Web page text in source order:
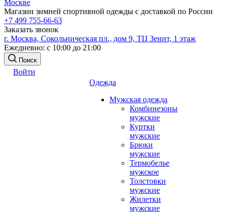
Магазин зимней спортивной одежды с доставкой по России
+7 499 755-66-63
Заказать звонок
г. Москва, Сокольническая пл., дом 9, ТЦ Зенит, 1 этаж
Ежедневно: с 10:00 до 21:00
Поиск
Войти
Одежда
Мужская одежда
Комбинезоны
мужские
Куртки
мужские
Брюки
мужские
Термобелье
мужское
Толстовки
мужские
Жилетки
мужские